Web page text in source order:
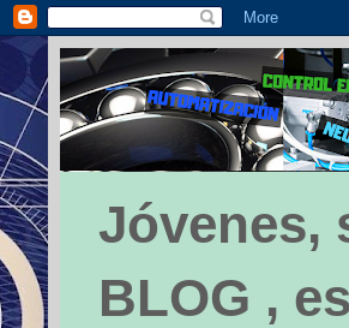
Jóvenes,
BLOG ,